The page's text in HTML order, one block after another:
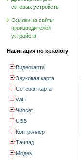
сетевых устройств
Ссылки на сайты
производителей
устройств
Навигация по каталогу
Видеокарта
Звуковая карта
Сетевая карта
WiFi
Чипсет
USB
Контроллер
Тачпад
Модем